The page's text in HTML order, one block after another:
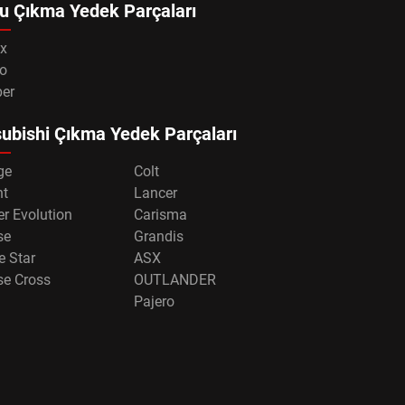
Çıkma Yedek Parçaları
Çıkma Yedek Parçaları
Colt
Lancer
Evolution
Carisma
Grandis
Star
ASX
Cross
OUTLANDER
Pajero